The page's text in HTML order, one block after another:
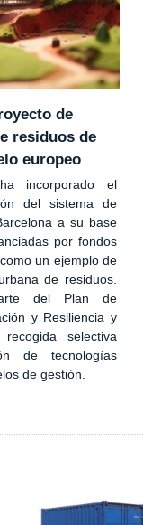
de
residuos de
europeo
incorporado el
del sistema de
a su base
por fondos
un ejemplo de
de residuos.
del Plan de
y Resiliencia y
selectiva
de tecnologías
de gestión.